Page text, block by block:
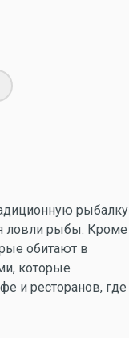
рыбалку
ловли рыбы. Кроме
обитают в
которые
и ресторанов, где